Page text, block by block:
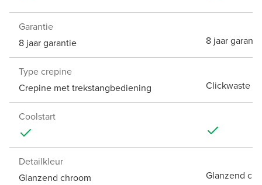
Garantie
8 jaar garantie
8 jaar
Type crepine
Crepine met trekstangbediening
Clickwaste
Coolstart
Detailkleur
Glanzend chroom
Glanzend